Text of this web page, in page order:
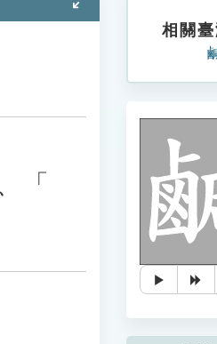
「
相關